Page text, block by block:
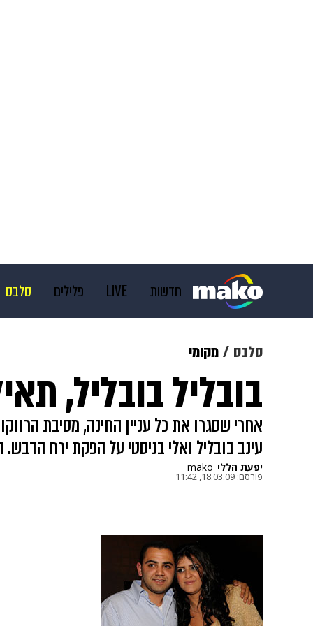
חדשות LIVE פלילים סלבס
גאווה ויוה משפט תשעה
סלבס מקומי
בובליל בובליל,
אחרי שסגרו את כל עניין החינה, מסיבת
עינב בובליל ואלי בניסטי על הפקת ירח הדבש.
יפעת הללי mako
פורסם: 18.03.09, 11:42